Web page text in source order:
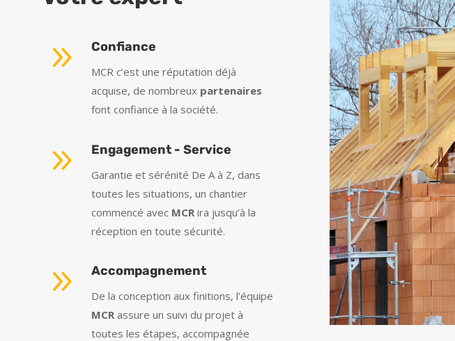
9 Confiance
MCR c’est une réputation déjà
acquise, de nombreux partenaires
font confiance à la société.
9 Engagement - Service
Garantie et sérénité De A à Z, dans
toutes les situations, un chantier
commencé avec MCR ira jusqu’à la
réception en toute sécurité.
9 Accompagnement
De la conception aux finitions, l’équipe
MCR assure un suivi du projet à
toutes les étapes, accompagnée